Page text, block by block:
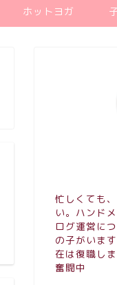
ホットヨガ
忙しくても
い。ハンド
ログ運営に
の子がいま
在は復職し
奮闘中